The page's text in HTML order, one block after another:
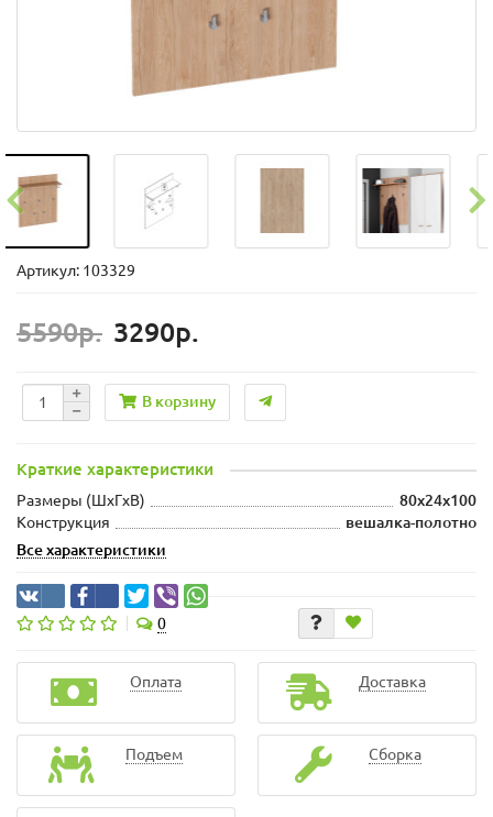
Артикул: 103329
5590р. 3290р.
В корзину
Краткие характеристики
Размеры (ШxГxВ)
80x24x100
Конструкция
вешалка-полотно
Все характеристики
0
Оплата Доставка
Подъем Сборка